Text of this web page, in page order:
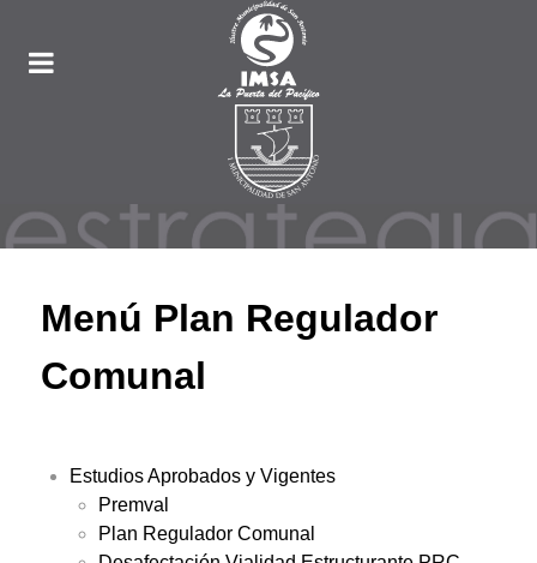
Menú Plan Regulador
Comunal
Estudios Aprobados y Vigentes
Premval
Plan Regulador Comunal